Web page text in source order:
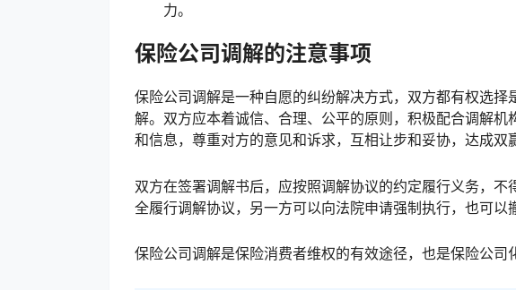
力。
保险公司调解的注意事项
保险公司调解是一种自愿的纠纷解决方式，双方都有权选
解。双方应本着诚信、合理、公平的原则，积极配合调解
和信息，尊重对方的意见和诉求，互相让步和妥协，达成双
双方在签署调解书后，应按照调解协议的约定履行义务，
全履行调解协议，另一方可以向法院申请强制执行，也可以
保险公司调解是保险消费者维权的有效途径，也是保险公司